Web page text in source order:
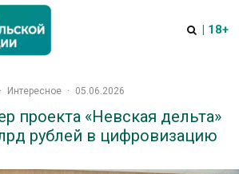
| 18+
· Интересное · 05.06.2026
проекта «Невская дельта»
рублей в цифровизацию